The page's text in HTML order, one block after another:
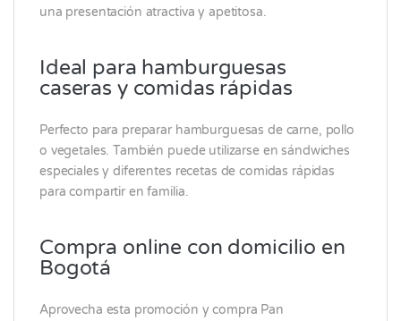
una presentación atractiva y apetitosa.
Ideal para hamburguesas
caseras y comidas rápidas
Perfecto para preparar hamburguesas de carne, pollo
o vegetales. También puede utilizarse en sándwiches
especiales y diferentes recetas de comidas rápidas
para compartir en familia.
Compra online con domicilio en
Bogotá
Aprovecha esta promoción y compra Pan